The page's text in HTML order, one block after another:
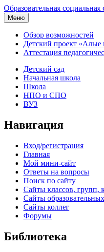
Образовательная социальная
Меню
Обзор возможностей
Детский проект «Алые
Аттестация
Детский сад
Начальная школа
Школа
НПО и СПО
ВУЗ
Навигация
Вход/регистрация
Главная
Мой мини-сайт
Ответы на вопросы
Поиск по сайту
Сайты классов, групп,
Сайты
Сайты коллег
Форумы
Библиотека